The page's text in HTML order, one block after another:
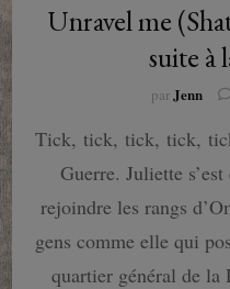
Unravel me
suite à
par Jenn
Tick, tick, tick, tick,
Guerre. Juliette
rejoindre les rangs
gens comme elle qui
quartier général de la